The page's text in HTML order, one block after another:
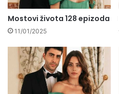
Mostovi života 128 epizoda
11/01/2025